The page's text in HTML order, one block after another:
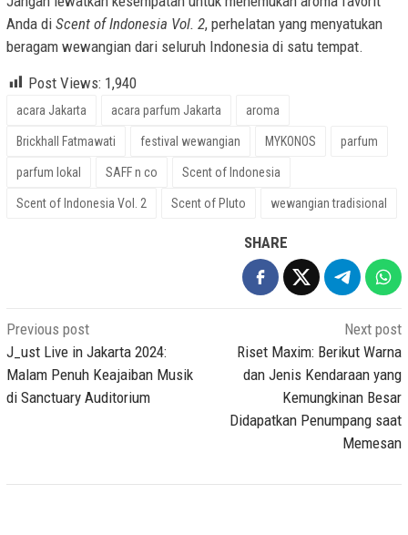
Anda di Scent of Indonesia Vol. 2, perhelatan yang menyatukan
beragam wewangian dari seluruh Indonesia di satu tempat.
Post Views: 1,940
acara Jakarta acara parfum Jakarta aroma
Brickhall Fatmawati festival wewangian MYKONOS parfum
parfum lokal SAFF n co Scent of Indonesia
Scent of Indonesia Vol. 2 Scent of Pluto wewangian tradisional
SHARE
Post
navigation
Previous post
J_ust Live in Jakarta 2024:
Malam Penuh Keajaiban Musik
di Sanctuary Auditorium
Next post
Riset Maxim: Berikut Warna
dan Jenis Kendaraan yang
Kemungkinan Besar
Didapatkan Penumpang saat
Memesan